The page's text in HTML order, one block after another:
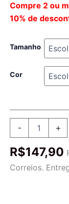
Compre 2 ou
10% de
Tamanho
Cor
-
Unisex
|
+
R$147,90
Correios.